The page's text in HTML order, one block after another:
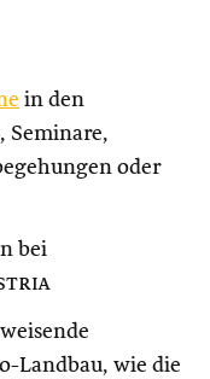
in den
Seminare,
oder
bei
Landbau, wie die